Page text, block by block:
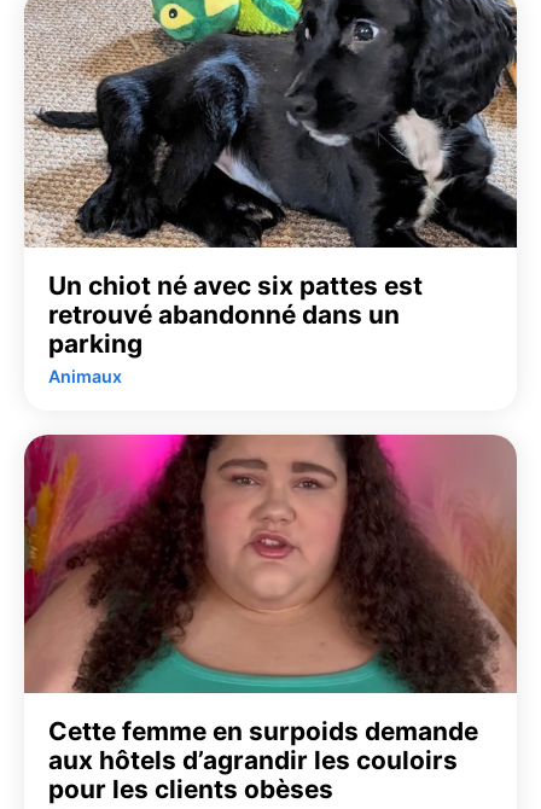
Un chiot né avec six pattes est
retrouvé abandonné dans un
parking
Animaux
Cette femme en surpoids demande
aux hôtels d’agrandir les couloirs
pour les clients obèses